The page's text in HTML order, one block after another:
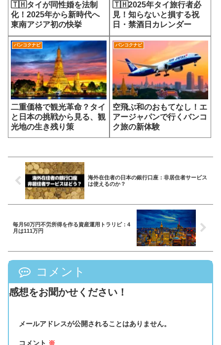
🇹🇭タイが同性婚を法制
化！2025年から新時代へ
東南アジア初の快挙
🇹🇭2025年タイ旅行者必
見！知らないと損する祝
日・禁酒日カレンダー
バンコクナビ
二重価格で観光革命？タイ
と日本の挑戦から見る、観
光地の生き残り策
バンコクナビ
空飛ぶ和のおもてなし！エ
アージャパンで行くバンコ
ク旅の新体験
海外在住者の日本の銀行口座：非居住者サービス
は使えるのか？
毎月50万円不労所得を作る資産運用トラリピ：4
月は111万円
コメント
感想をお聞かせください！
メールアドレスが公開されることはありません。
コメント ※